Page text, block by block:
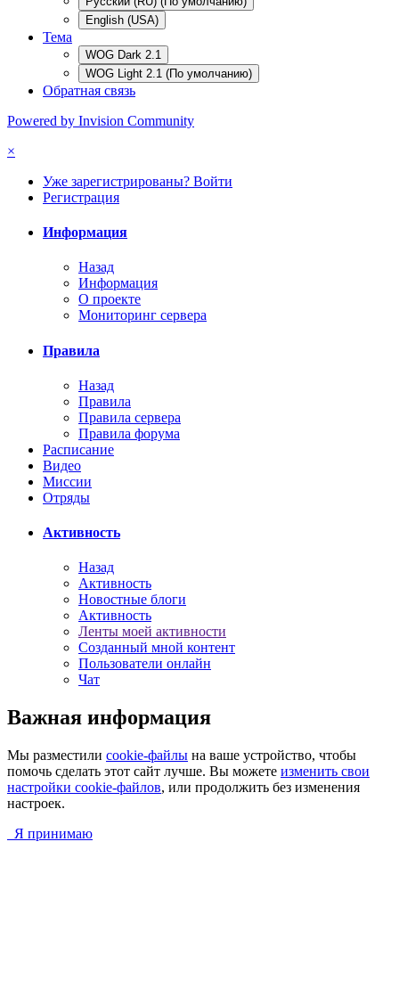
English (USA)
Тема
WOG Dark 2.1
WOG Light 2.1 (По умолчанию)
Обратная связь
Powered by Invision Community
×
Уже зарегистрированы? Войти
Регистрация
Информация
Назад
Информация
О проекте
Мониторинг сервера
Правила
Назад
Правила
Правила сервера
Правила форума
Расписание
Видео
Миссии
Отряды
Активность
Назад
Активность
Новостные блоги
Активность
Ленты моей активности
Созданный мной контент
Пользователи онлайн
Чат
Важная информация
Мы разместили cookie-файлы на ваше устройство, чтобы
помочь сделать этот сайт лучше. Вы можете изменить свои
настройки cookie-файлов, или продолжить без изменения
настроек.
Я принимаю